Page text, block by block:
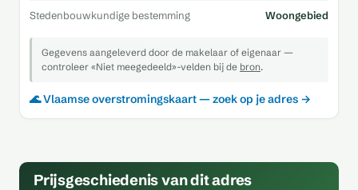
Stedenbouwkundige bestemming Woongebied
Gegevens aangeleverd door de makelaar of eigenaar —
controleer «Niet meegedeeld»-velden bij de bron.
🌊 Vlaamse overstromingskaart — zoek op je adres →
Prijsgeschiedenis van dit adres